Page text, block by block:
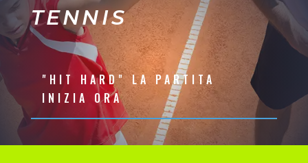
TENNIS
"HIT HARD" LA PARTITA
INIZIA ORA